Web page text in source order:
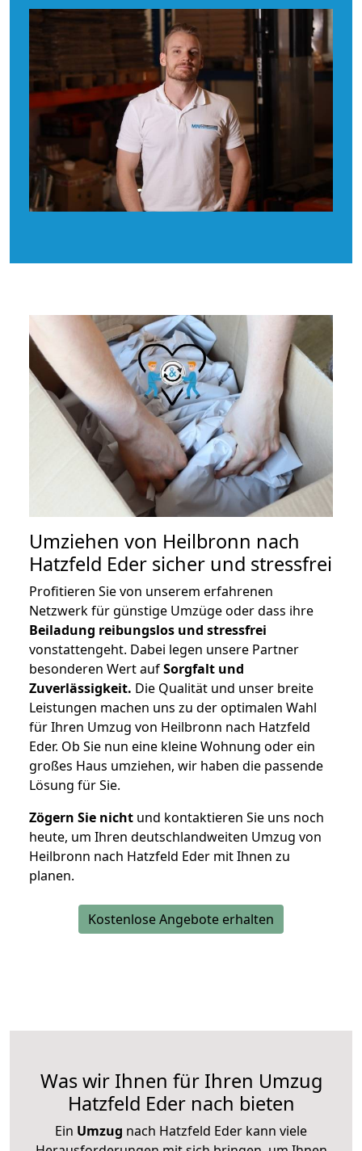
Umziehen von Heilbronn nach
Hatzfeld Eder sicher und stressfrei
Profitieren Sie von unserem erfahrenen
Netzwerk für günstige Umzüge oder dass ihre
Beiladung reibungslos und stressfrei
vonstattengeht. Dabei legen unsere Partner
besonderen Wert aufSorgfalt und
Zuverlässigkeit. Die Qualität und unser breite
Leistungen machen uns zu der optimalen Wahl
für Ihren Umzug von Heilbronn nach Hatzfeld
Eder. Ob Sie nun eine kleine Wohnung oder ein
großes Haus umziehen, wir haben die passende
Lösung für Sie.
Zögern Sie nicht und kontaktieren Sie uns noch
heute, um Ihren deutschlandweiten Umzug von
Heilbronn nach Hatzfeld Eder mit Ihnen zu
planen.
Kostenlose Angebote erhalten
Was wir Ihnen für Ihren Umzug
Hatzfeld Eder nach bieten
Ein Umzug nach Hatzfeld Eder kann viele